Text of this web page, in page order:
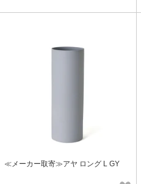
≪メーカー取寄≫アヤ ロング L GY